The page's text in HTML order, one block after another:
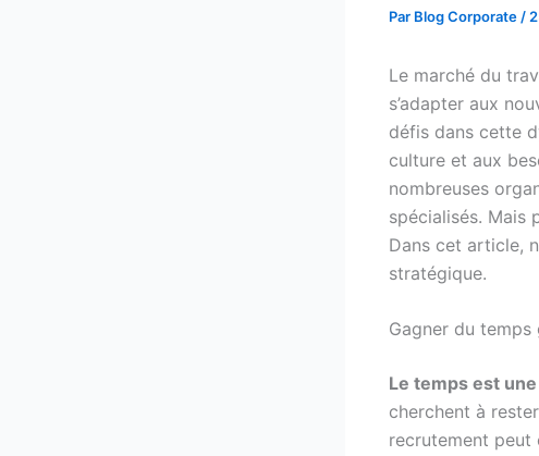
Par Blog Corporate /
Le marché du
s’adapter aux
défis dans cette
culture et aux
nombreuses
spécialisés. Mais
Dans cet article,
stratégique.
Gagner du
Le temps est
cherchent à
recrutement